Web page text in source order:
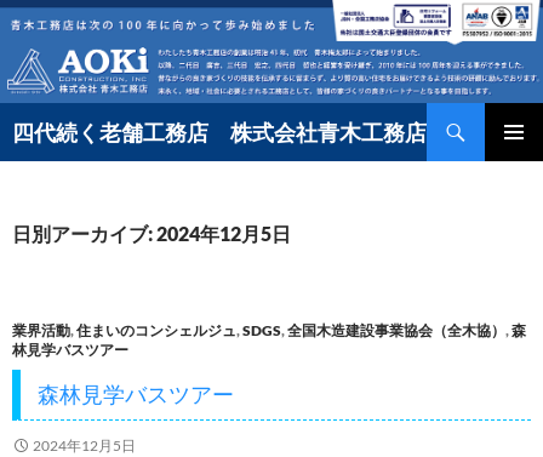
コ
テ
ン
ツ
ス
プ
四代続く老舗工務店 株式会社青木工務店
検
索
日別アーカイブ: 2024年12月5日
業界活動,住まいのコンシェルジュ,SDGS,全国木造建設事業協会（全木協） ,森
林見学バスツアー
森林見学バスツアー
2024年12月5日